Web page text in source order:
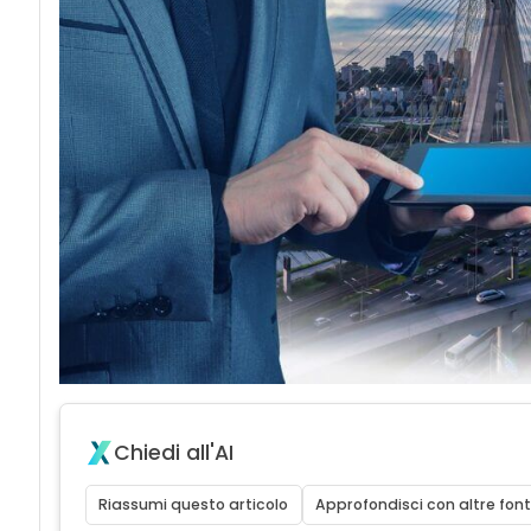
Chiedi all'AI
Riassumi questo articolo Approfondisci con altre